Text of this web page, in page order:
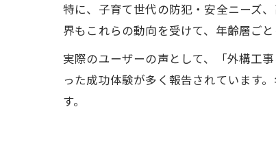
特に、子育て世代の防犯・安全ニーズ
界もこれらの動向を受けて、年齢層ご
実際のユーザーの声として、「外構工
った成功体験が多く報告されています
す。